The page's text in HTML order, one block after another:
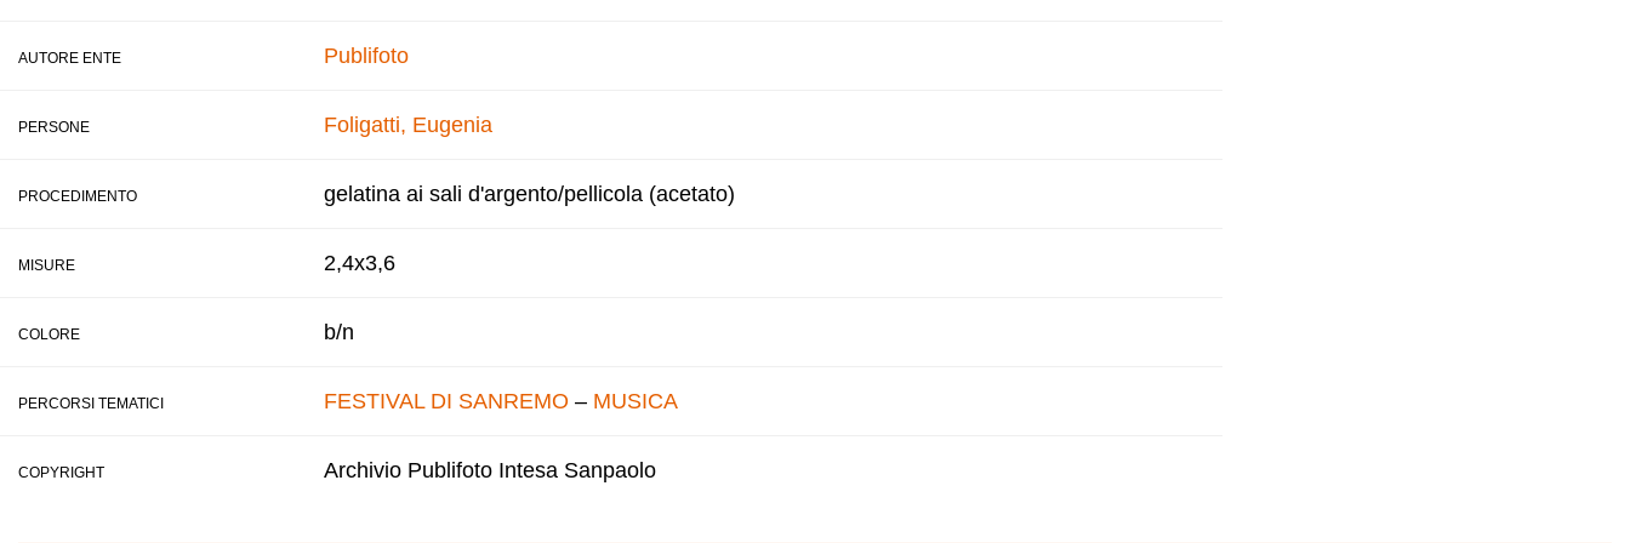
AUTORE ENTE Publifoto
PERSONE Foligatti, Eugenia
PROCEDIMENTO gelatina ai sali d'argento/pellicola (acetato)
MISURE 2,4x3,6
COLORE b/n
PERCORSI TEMATICI FESTIVAL DI SANREMO – MUSICA
COPYRIGHT Archivio Publifoto Intesa Sanpaolo